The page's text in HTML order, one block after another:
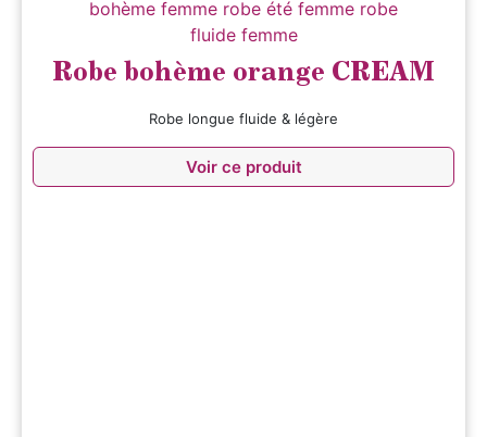
Robe bohème orange CREAM
Robe longue fluide & légère
Voir ce produit